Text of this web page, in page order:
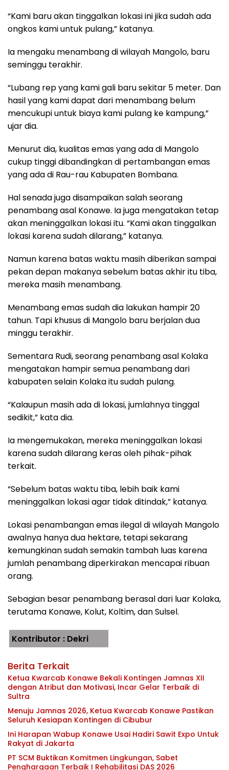
“Kami baru akan tinggalkan lokasi ini jika sudah ada
ongkos kami untuk pulang,” katanya.
Ia mengaku menambang di wilayah Mangolo, baru
seminggu terakhir.
“Lubang rep yang kami gali baru sekitar 5 meter. Dan
hasil yang kami dapat dari menambang belum
mencukupi untuk biaya kami pulang ke kampung,”
ujar dia.
Menurut dia, kualitas emas yang ada di Mangolo
cukup tinggi dibandingkan di pertambangan emas
yang ada di Rau-rau Kabupaten Bombana.
Hal senada juga disampaikan salah seorang
penambang asal Konawe. Ia juga mengatakan tetap
akan meninggalkan lokasi itu. “Kami akan tinggalkan
lokasi karena sudah dilarang,” katanya.
Namun karena batas waktu masih diberikan sampai
pekan depan makanya sebelum batas akhir itu tiba,
mereka masih menambang.
Menambang emas sudah dia lakukan hampir 20
tahun. Tapi khusus di Mangolo baru berjalan dua
minggu terakhir.
Sementara Rudi, seorang penambang asal Kolaka
mengatakan hampir semua penambang dari
kabupaten selain Kolaka itu sudah pulang.
“Kalaupun masih ada di lokasi, jumlahnya tinggal
sedikit,” kata dia.
Ia mengemukakan, mereka meninggalkan lokasi
karena sudah dilarang keras oleh pihak-pihak
terkait.
“Sebelum batas waktu tiba, lebih baik kami
meninggalkan lokasi agar tidak ditindak,” katanya.
Lokasi penambangan emas ilegal di wilayah Mangolo
awalnya hanya dua hektare, tetapi sekarang
kemungkinan sudah semakin tambah luas karena
jumlah penambang diperkirakan mencapai ribuan
orang.
Sebagian besar penambang berasal dari luar Kolaka,
terutama Konawe, Kolut, Koltim, dan Sulsel.
Kontributor : Dekri
Berita Terkait
Ketua Kwarcab Konawe Bekali Kontingen Jamnas XII
dengan Atribut dan Motivasi, Incar Gelar Terbaik di
Sultra
Menuju Jamnas 2026, Ketua Kwarcab Konawe Pastikan
Seluruh Kesiapan Kontingen di Cibubur
Ini Harapan Wabup Konawe Usai Hadiri Sawit Expo Untuk
Rakyat di Jakarta
PT SCM Buktikan Komitmen Lingkungan, Sabet
Penghargaan Terbaik I Rehabilitasi DAS 2026